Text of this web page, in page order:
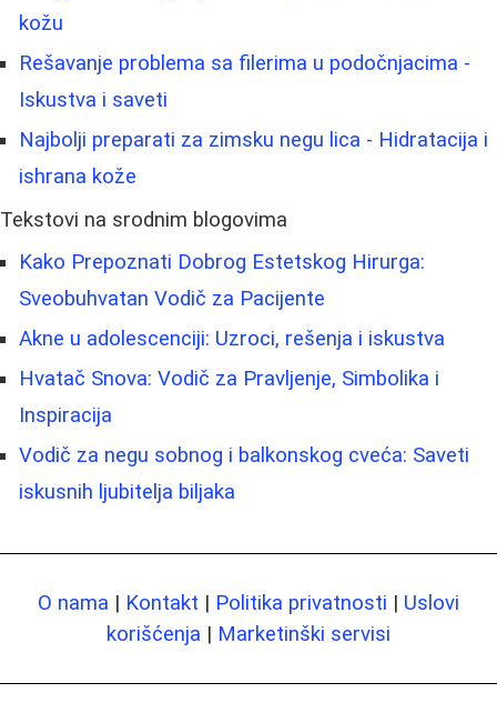
kožu
Rešavanje problema sa filerima u podočnjacima -
Iskustva i saveti
Najbolji preparati za zimsku negu lica - Hidratacija i
ishrana kože
Tekstovi na srodnim blogovima
Kako Prepoznati Dobrog Estetskog Hirurga:
Sveobuhvatan Vodič za Pacijente
Akne u adolescenciji: Uzroci, rešenja i iskustva
Hvatač Snova: Vodič za Pravljenje, Simbolika i
Inspiracija
Vodič za negu sobnog i balkonskog cveća: Saveti
iskusnih ljubitelja biljaka
O nama | Kontakt | Politika privatnosti | Uslovi
korišćenja | Marketinški servisi